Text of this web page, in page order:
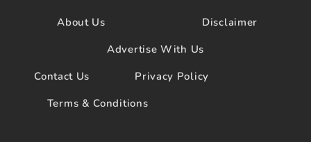
o
b
e
About Us
Disclaimer
Advertise With Us
Contact Us
Privacy Policy
Terms & Conditions